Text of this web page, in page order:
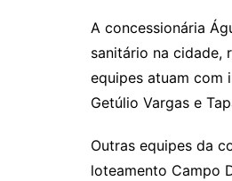
A concessionária
sanitário na cidade,
equipes atuam com
Getúlio Vargas e
Outras equipes da
loteamento Campo